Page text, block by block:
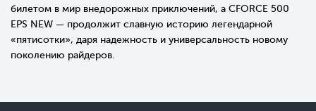
билетом в мир внедорожных приключений, а CFORCE 500
EPS NEW — продолжит славную историю легендарной
«пятисотки», даря надежность и универсальность новому
поколению райдеров.